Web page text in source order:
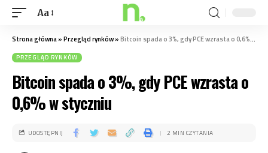
Aa
Strona główna»Przegląd rynków»Bitcoin spada o 3%, gdy PCE wzrasta o 0,6% w styczniu
PRZEGLĄD RYNKÓW
Bitcoin spada o 3%, gdy PCE wzrasta o
0,6% w styczniu
UDOSTĘPNIJ 2 MIN CZYTANIA